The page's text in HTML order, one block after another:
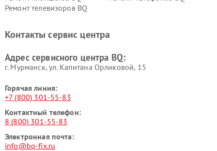
Ремонт телевизоров BQ
Контакты сервис центра
Адрес сервисного центра BQ:
г. Мурманск, ул. Капитана Орликовой, 15
Горячая линия:
+7 (800) 301-55-83
Контактный телефон:
8 (800) 301-55-83
Электронная почта:
info@bq-fix.ru